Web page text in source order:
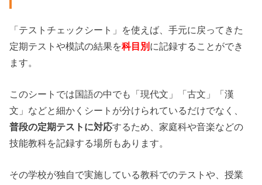
「テストチェックシート」を使えば、手元に戻ってきた
定期テストや模試の結果を科目別 に記録することができ
ます。
このシートでは国語の中でも「現代文」「古文」「漢
文」などと細かくシートが分けられているだけでなく、
普段の定期テストに対応するため、家庭科や音楽などの
技能教科を記録する場所もあります。
その学校が独自で実施している教科でのテストや、授業